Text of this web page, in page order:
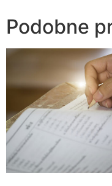
Podobne